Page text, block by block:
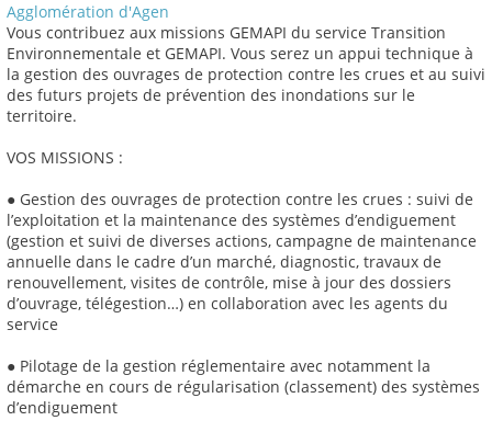
Agglomération d'Agen
Vous contribuez aux missions GEMAPI du service Transition
Environnementale et GEMAPI. Vous serez un appui technique à
la gestion des ouvrages de protection contre les crues et au suivi
des futurs projets de prévention des inondations sur le
territoire.
VOS MISSIONS :
● Gestion des ouvrages de protection contre les crues : suivi de
l’exploitation et la maintenance des systèmes d’endiguement
(gestion et suivi de diverses actions, campagne de maintenance
annuelle dans le cadre d’un marché, diagnostic, travaux de
renouvellement, visites de contrôle, mise à jour des dossiers
d’ouvrage, télégestion…) en collaboration avec les agents du
service
● Pilotage de la gestion réglementaire avec notamment la
démarche en cours de régularisation (classement) des systèmes
d’endiguement